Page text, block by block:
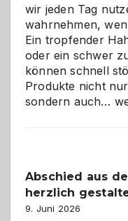
wir jeden Tag
wahrnehmen,
Ein tropfender
oder ein schwer
können schnell
Produkte nicht
sondern auch…
Abschied aus
herzlich
9. Juni 2026